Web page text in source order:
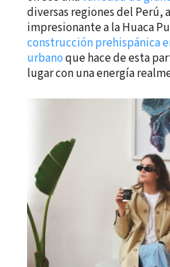
diversas regiones del Perú,
impresionante a la Huaca
construcción prehispánica
urbanoque hace de esta
lugar con una energía